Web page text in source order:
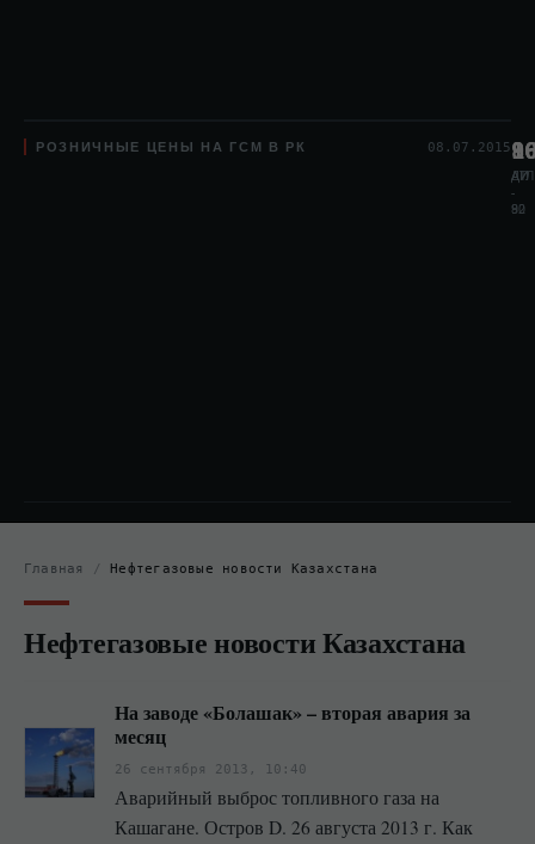
РОЗНИЧНЫЕ ЦЕНЫ НА ГСМ В РК 08.07.2015
АИ
-
80
АИ
-
92
ДТЛ
Главная / Нефтегазовые новости Казахстана
Нефтегазовые новости Казахстана
На заводе «Болашак» – вторая авария за
месяц
26 сентября 2013, 10:40
Аварийный выброс топливного газа на
Кашагане. Остров D. 26 августа 2013 г. Как